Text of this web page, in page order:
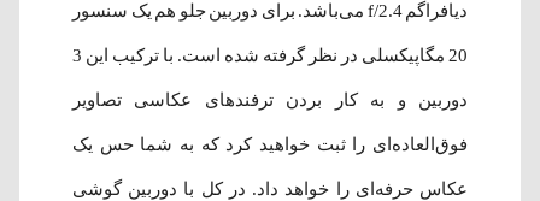
دیافراگم f/2.4 می‌باشد. برای دوربین جلو هم یک سنسور
20 مگاپیکسلی در نظر گرفته شده‌ است. با ترکیب این 3
دوربین و به کار بردن ترفندهای عکاسی تصاویر
فوق‌العاده‌ای را ثبت خواهید کرد که به شما حس یک
عکاس حرفه‌ای را خواهد داد. در کل با دوربین‌ گوشی